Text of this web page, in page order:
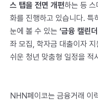
스 탭을 전면 개편하는 등
화를 진행하고 있습니다. 특
눈에 볼 수 있는 ‘금융 캘린더
좌 모집, 학자금 대출이자
쉬운 청년 맞춤형 일정을 적
NHN페이코는 금융거래 이